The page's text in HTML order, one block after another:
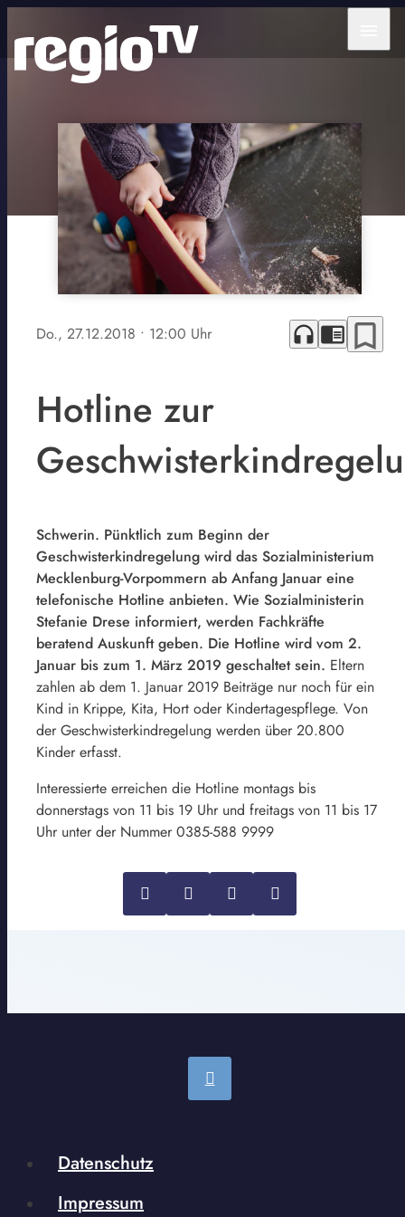
Do., 27.12.2018 • 12:00 Uhr headphones chrome_reader_mode bookmark_border
Hotline zur
Schwerin. Pünktlich zum Beginn der
Geschwisterkindregelung wird das Sozialministerium
Mecklenburg-Vorpommern ab Anfang Januar eine
telefonische Hotline anbieten. Wie Sozialministerin
Stefanie Drese informiert, werden Fachkräfte
beratend Auskunft geben. Die Hotline wird vom 2.
Januar bis zum 1. März 2019 geschaltet sein. Eltern
zahlen ab dem 1. Januar 2019 Beiträge nur noch für ein
Kind in Krippe, Kita, Hort oder Kindertagespflege. Von
der Geschwisterkindregelung werden über 20.800
Kinder erfasst.
Interessierte erreichen die Hotline montags bis
donnerstags von 11 bis 19 Uhr und freitags von 11 bis 17
Uhr unter der Nummer 0385-588 9999
Datenschutz
Impressum